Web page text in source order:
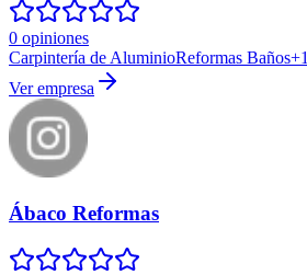
0 opiniones
Carpintería de AluminioReformas Baños+1
Ver empresa
Ábaco Reformas